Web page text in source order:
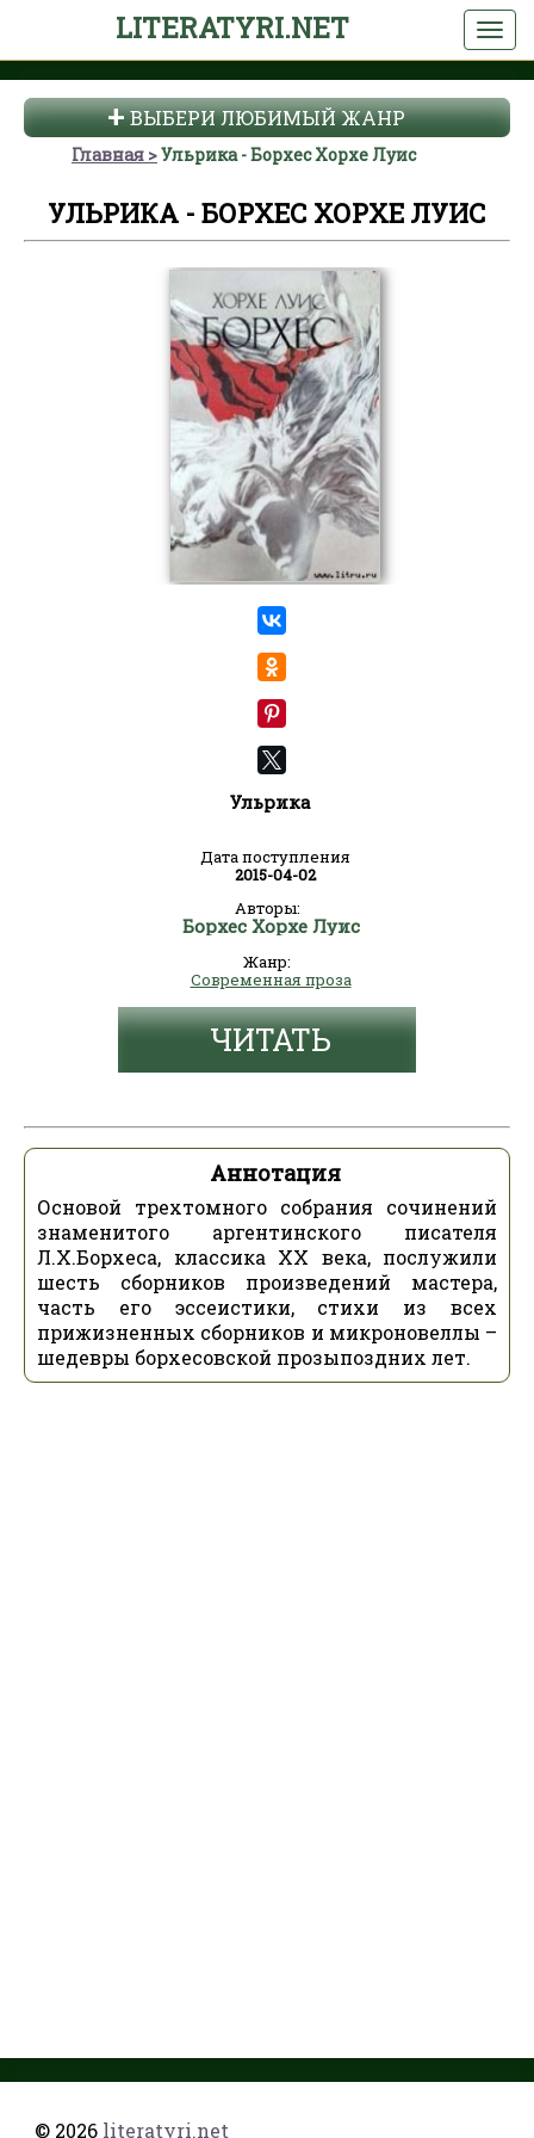
LITERATYRI.NET
ВЫБЕРИ ЛЮБИМЫЙ ЖАНР
Главная Ульрика - Борхес Хорхе Луис
УЛЬРИКА - БОРХЕС ХОРХЕ ЛУИС
Ульрика
Дата поступления
2015-04-02
Авторы:
Борхес Хорхе Луис
Жанр:
Современная проза
ЧИТАТЬ
Аннотация
Основой трехтомного собрания сочинений
знаменитого аргентинского писателя
Л.Х.Борхеса, классика ХХ века, послужили
шесть сборников произведений мастера,
часть его эссеистики, стихи из всех
прижизненных сборников и микроновеллы –
шедевры борхесовской прозыпоздних лет.
© 2026 literatyri.net